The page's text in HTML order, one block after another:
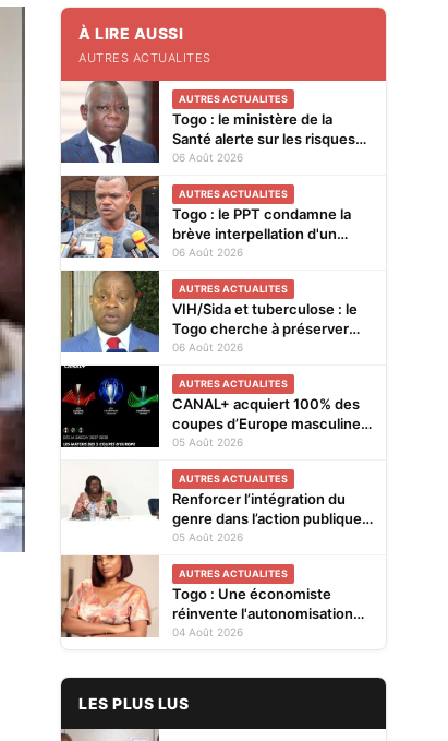
À LIRE AUSSI
AUTRES ACTUALITES
AUTRES ACTUALITES
Togo : le ministère de la
Santé alerte sur les risques
liés à la "consommation
énergisantes et de
substances nocives"
06 Août 2026
AUTRES ACTUALITES
Togo : le PPT condamne la
brève interpellation d'un
vendeur de journaux à Lomé
06 Août 2026
AUTRES ACTUALITES
VIH/Sida et tuberculose : le
Togo cherche à préserver
ses acquis face à la baisse
06 Août 2026
AUTRES ACTUALITES
CANAL+ acquiert 100% des
coupes d’Europe masculines
de football en exclusivité en
4 saisons jusqu’en 2031
05 Août 2026
AUTRES ACTUALITES
Renforcer l’intégration du
genre dans l’action publique :
les résultats de l’analyse des
restitués à Lomé
05 Août 2026
AUTRES ACTUALITES
Togo : Une économiste
réinvente l'autonomisation
des femmes à Kévé Edzi
04 Août 2026
LES PLUS LUS